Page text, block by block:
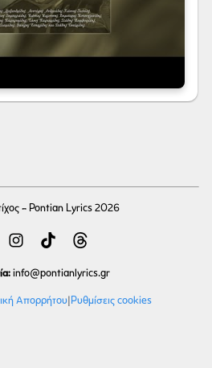
- Pontian Lyrics 2026
info@pontianlyrics.gr
Απορρήτου| Ρυθμίσεις cookies